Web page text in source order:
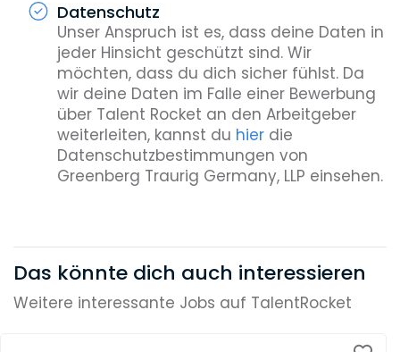
Datenschutz
Unser Anspruch ist es, dass deine Daten in
jeder Hinsicht geschützt sind. Wir
möchten, dass du dich sicher fühlst. Da
wir deine Daten im Falle einer Bewerbung
über Talent Rocket an den Arbeitgeber
weiterleiten, kannst du hierdie
Datenschutzbestimmungen von
Greenberg Traurig Germany, LLP einsehen.
Das könnte dich auch interessieren
Weitere interessante Jobs auf TalentRocket